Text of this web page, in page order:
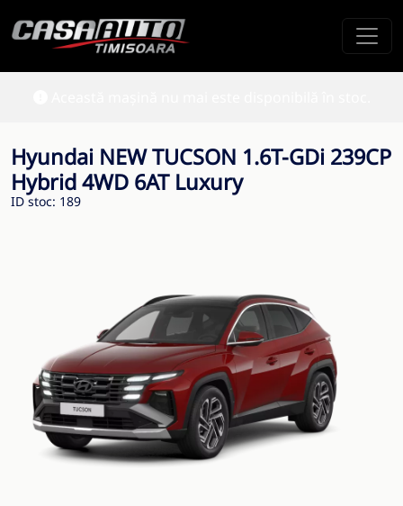
Hyundai NEW TUCSON 1.6T-GDi 239CP
Hybrid 4WD 6AT Luxury
ID stoc: 189